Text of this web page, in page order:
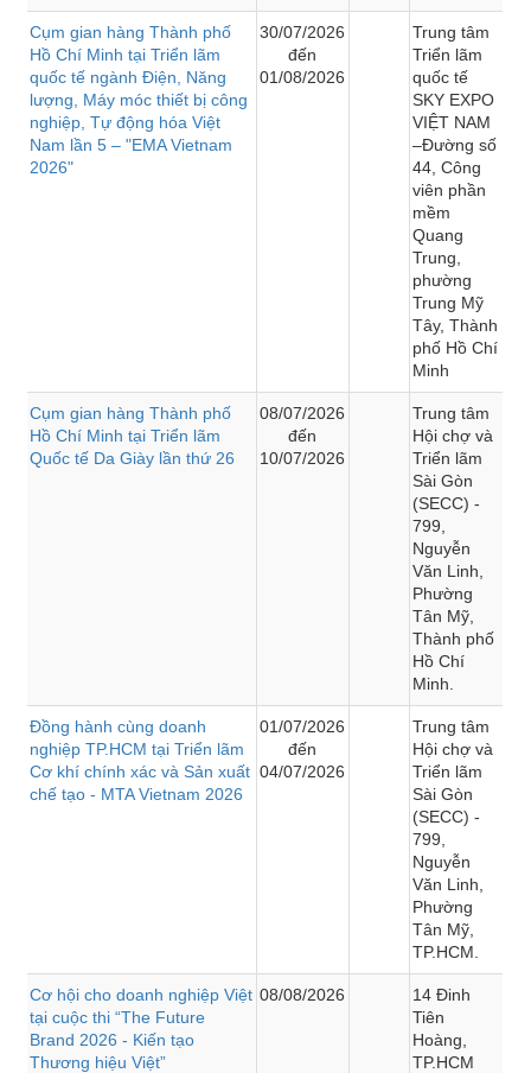
Cụm gian hàng Thành phố
Hồ Chí Minh tại Triển lãm
quốc tế ngành Điện, Năng
lượng, Máy móc thiết bị công
nghiệp, Tự động hóa Việt
Nam lần 5 – "EMA Vietnam
2026"
30/07/2026
đến
01/08/2026
Trung tâm
Triển lãm
quốc tế
SKY EXPO
VIỆT NAM
–Đường số
44, Công
viên phần
mềm
Quang
Trung,
phường
Trung Mỹ
Tây, Thành
phố Hồ Chí
Minh
Cụm gian hàng Thành phố
Hồ Chí Minh tại Triển lãm
Quốc tế Da Giày lần thứ 26
08/07/2026
đến
10/07/2026
Trung tâm
Hội chợ và
Triển lãm
Sài Gòn
(SECC) -
799,
Nguyễn
Văn Linh,
Phường
Tân Mỹ,
Thành phố
Hồ Chí
Minh.
Đồng hành cùng doanh
nghiệp TP.HCM tại Triển lãm
Cơ khí chính xác và Sản xuất
chế tạo - MTA Vietnam 2026
01/07/2026
đến
04/07/2026
Trung tâm
Hội chợ và
Triển lãm
Sài Gòn
(SECC) -
799,
Nguyễn
Văn Linh,
Phường
Tân Mỹ,
TP.HCM.
Cơ hội cho doanh nghiệp Việt
tại cuộc thi “The Future
Brand 2026 - Kiến tạo
Thương hiệu Việt”
08/08/2026
14 Đinh
Tiên
Hoàng,
TP.HCM